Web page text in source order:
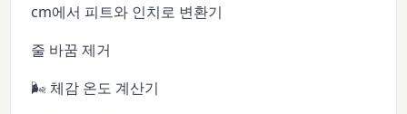
cm에서 피트와 인치로 변환기
줄 바꿈 제거
🌬️ 체감 온도 계산기